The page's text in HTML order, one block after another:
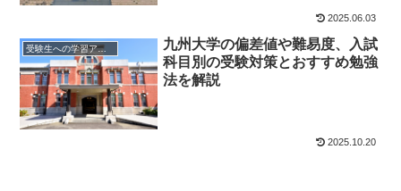
2025.06.03
受験生への学習アドバイス
九州大学の偏差値や難易度、入試
科目別の受験対策とおすすめ勉強
法を解説
2025.10.20